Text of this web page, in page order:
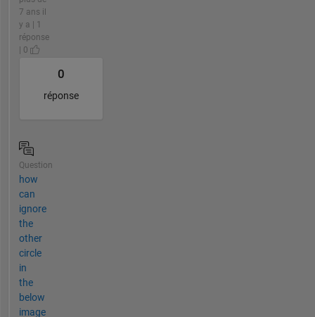
7 ans il
y a | 1
réponse
| 0
0
réponse
Question
how
can
ignore
the
other
circle
in
the
below
image